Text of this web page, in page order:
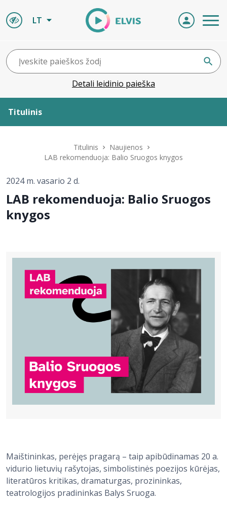
LT
Detali leidinio paieška
Titulinis
ELVIS atvyksta
Naujienos
D.U.K.
+370 667 80 541
info@elvislab.lt
Titulinis
Naujienos
LAB rekomenduoja: Balio Sruogos knygos
2024 m. vasario 2 d.
LAB rekomenduoja: Balio Sruogos
knygos
Maištininkas, perėjęs pragarą – taip apibūdinamas 20 a.
vidurio lietuvių rašytojas, simbolistinės poezijos kūrėjas,
literatūros kritikas, dramaturgas, prozininkas,
teatrologijos pradininkas Balys Sruoga.